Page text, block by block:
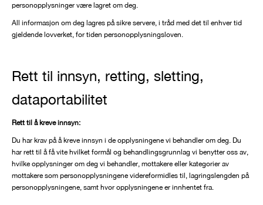
personopplysninger være lagret om deg.
All informasjon om deg lagres på sikre servere, i tråd med det til enhver tid
gjeldende lovverket, for tiden personopplysningsloven.
Rett til innsyn, retting, sletting,
dataportabilitet
Rett til å kreve innsyn:
Du har krav på å kreve innsyn i de opplysningene vi behandler om deg. Du
har rett til å få vite hvilket formål og behandlingsgrunnlag vi benytter oss av,
hvilke opplysninger om deg vi behandler, mottakere eller kategorier av
mottakere som personopplysningene videreformidles til, lagringslengden på
personopplysningene, samt hvor opplysningene er innhentet fra.